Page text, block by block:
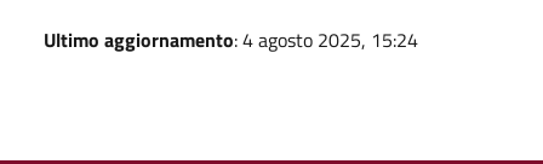
Ultimo aggiornamento: 4 agosto 2025, 15:24